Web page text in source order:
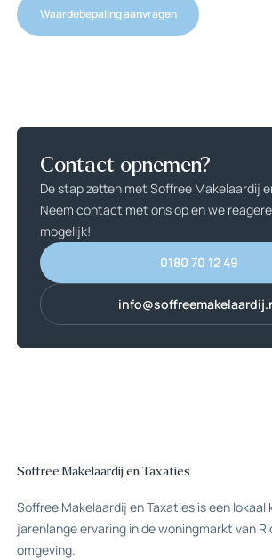
Waardebepaling aanvragen
Contact opnemen?
De stap zetten met Soffree Makelaardij
Neem contact met ons op en we
mogelijk!
0180 70 12 49
0180 70 12 49
Soffree Makelaardij en Taxaties
Soffree Makelaardij en Taxaties is een lokaal
jarenlange ervaring in de woningmarkt van
omgeving.